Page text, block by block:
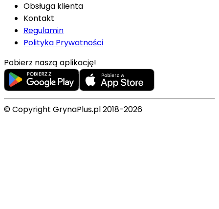
Obsługa klienta
Kontakt
Regulamin
Polityka Prywatności
Pobierz naszą aplikację!
© Copyright GrynaPlus.pl 2018-2026